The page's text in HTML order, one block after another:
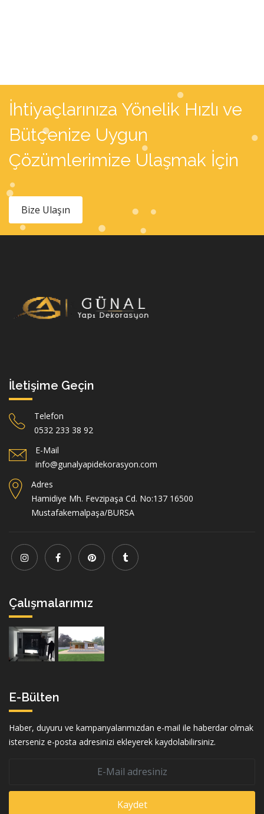
İhtiyaçlarınıza Yönelik Hızlı ve
Bütçenize Uygun
Çözümlerimize Ulaşmak İçin
Bize Ulaşın
İletişime Geçin
Telefon
0532 233 38 92
E-Mail
info@gunalyapidekorasyon.com
Adres
Hamidiye Mh. Fevzipaşa Cd. No:137 16500
Mustafakemalpaşa/BURSA
Çalışmalarımız
E-Bülten
Haber, duyuru ve kampanyalarımızdan e-mail ile haberdar olmak
isterseniz e-posta adresinizi ekleyerek kaydolabilirsiniz.
Kaydet